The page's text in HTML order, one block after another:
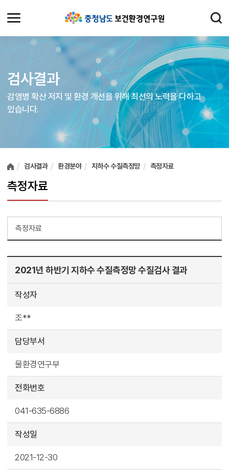
검사결과
감염병 확산 저지 및 환경 개선을 위해 최선의 노력을 다하고
있습니다.
검사결과 환경분야 지하수 수질측정망 측정자료
측정자료
측정자료
2021년 하반기 지하수 수질측정망 수질검사 결과
작성자
조**
담당부서
물환경연구부
전화번호
041-635-6886
작성일
2021-12-30
여러분들의 의견을 남겨주세요.